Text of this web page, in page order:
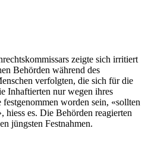
zeigte sich irritiert
Behörden während des
verfolgten, die sich für die
Inhaftierten nur wegen ihres
worden sein, «sollten
hiess es. Die Behörden reagierten
jüngsten Festnahmen.